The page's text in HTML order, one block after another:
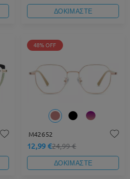
ΔΟΚΙΜΑΣΤΕ
48% OFF
M42652
12,99 €24,99 €
ΔΟΚΙΜΑΣΤΕ